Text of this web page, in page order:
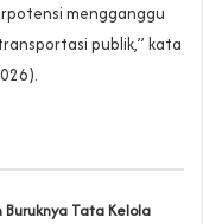
mengganggu
publik,” kata
Tata Kelola